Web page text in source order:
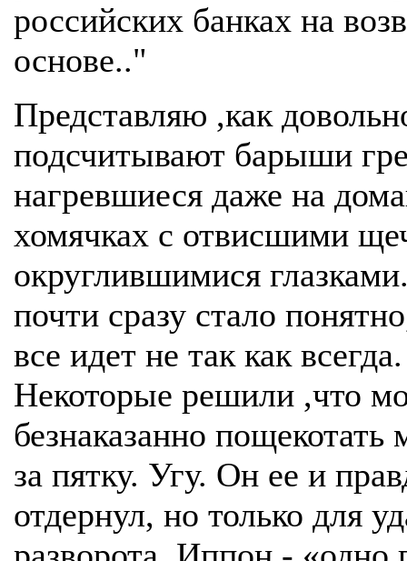
российских банках на
основе.."
Представляю ,как
подсчитывают барыши
нагревшиеся даже на
хомячках с отвисшими
округлившимися
почти сразу стало
все идет не так как всегда.
Некоторые решили ,что
безнаказанно пощекотать
за пятку. Угу. Он ее и
отдернул, но только для